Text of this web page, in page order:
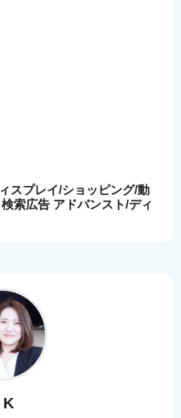
スプレイ/ショッピング/動
索広告 アドバンスト/ディ
K